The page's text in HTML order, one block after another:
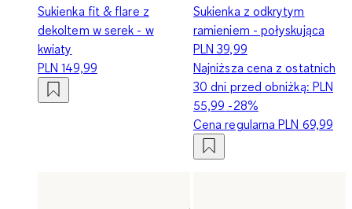
Sukienka fit & flare z
dekoltem w serek - w
kwiaty
PLN 149,99
Sukienka z odkrytym
ramieniem - połyskująca
PLN 39,99
Najniższa cena z ostatnich
30 dni przed obniżką: PLN
55,99 -28%
Cena regularnaPLN 69,99